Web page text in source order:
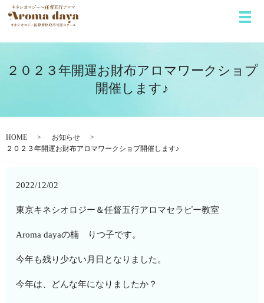
メ
２０２３年開運お財布アロマワークショプ
開催します♪
HOME
お知らせ
２０２３年開運お財布アロマワークショプ開催します♪
2022/12/02
東京キネシオロジー＆任督五行アロマセラピー教室
Aroma dayaの楠 りつ子です。
今年も残り少ない月日となりました。
今年は、どんな年になりましたか？